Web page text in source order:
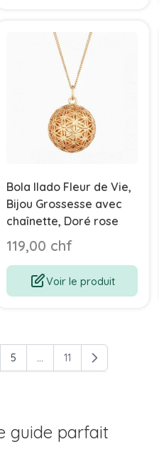
Bola Ilado Fleur de Vie,
Bijou Grossesse avec
chaînette, Doré rose
119,00 chf
Voir le produit
la page
Page
5 ... Page
11
guide parfait